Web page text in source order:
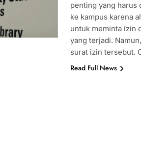
penting yang harus
ke kampus karena
untuk meminta izin
yang terjadi.
surat izin tersebut.
Read Full News